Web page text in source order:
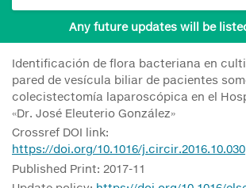
Any future updates will be
Identificación de flora bacteriana en
pared de vesícula biliar de pacientes
colecistectomía laparoscópica en el
«Dr. José Eleuterio González»
Crossref DOI link:
https://doi.org/10.1016/j.circir.2016.10.030
Published Print: 2017-11